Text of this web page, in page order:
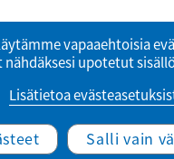
Website by Verkkovaraani
vapaaehtoisia
upotetut
Lisätietoa
Salli vain